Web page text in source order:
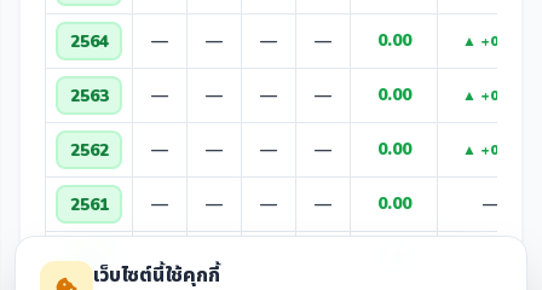
2564 — — — — 0.00 ▲ +0.00
2563 — — — — 0.00 ▲ +0.00
2562 — — — — 0.00 ▲ +0.00
2561 — — — — 0.00 —
2559 — —
เว็บไซต์นี้ใช้คุกกี้